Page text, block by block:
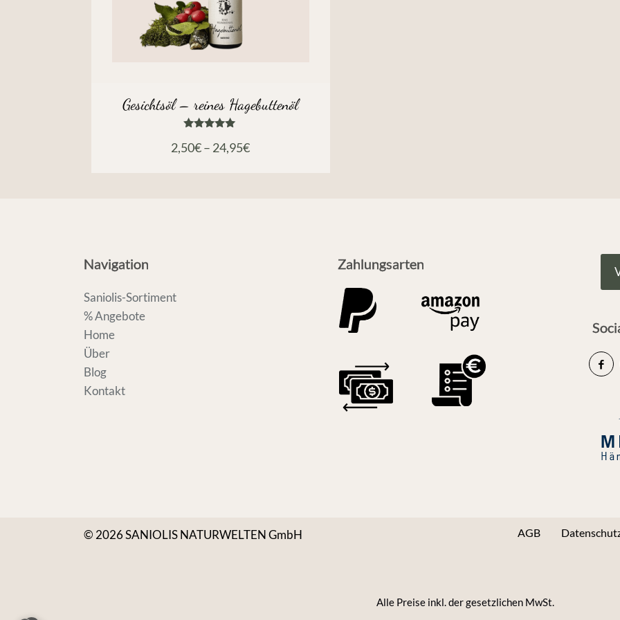
Gesichtsöl – reines Hagebuttenöl
mit
2,50€– 24,95€
Navigation
Saniolis-Sortiment
% Angebote
Home
Über
Blog
Kontakt
Zahlungsarten
© 2026 SANIOLIS NATURWELTEN GmbH AGB
Alle Preise inkl. der gesetzlichen MwSt.